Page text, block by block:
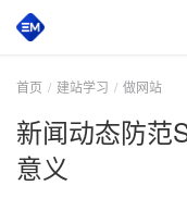
首页 建站学习 做网站
新闻动态防范
意义